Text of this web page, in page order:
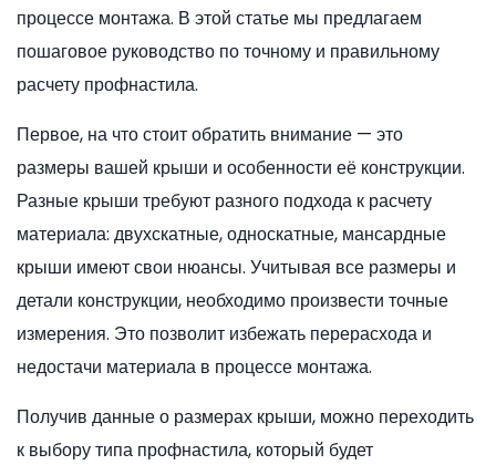
процессе монтажа. В этой статье мы предлагаем
пошаговое руководство по точному и правильному
расчету профнастила.
Первое, на что стоит обратить внимание — это
размеры вашей крыши и особенности её конструкции.
Разные крыши требуют разного подхода к расчету
материала: двухскатные, односкатные, мансардные
крыши имеют свои нюансы. Учитывая все размеры и
детали конструкции, необходимо произвести точные
измерения. Это позволит избежать перерасхода и
недостачи материала в процессе монтажа.
Получив данные о размерах крыши, можно переходить
к выбору типа профнастила, который будет